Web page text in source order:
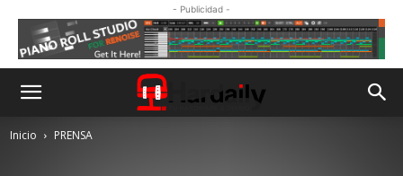
- Publicidad -
Inicio PRENSA